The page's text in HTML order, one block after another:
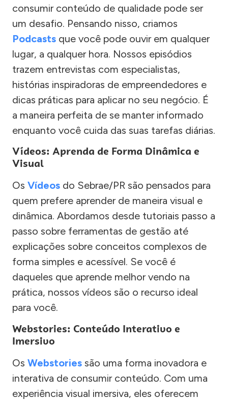
consumir conteúdo de qualidade pode ser
um desafio. Pensando nisso, criamos
Podcasts que você pode ouvir em qualquer
lugar, a qualquer hora. Nossos episódios
trazem entrevistas com especialistas,
histórias inspiradoras de empreendedores e
dicas práticas para aplicar no seu negócio. É
a maneira perfeita de se manter informado
enquanto você cuida das suas tarefas diárias.
Vídeos: Aprenda de Forma Dinâmica e
Visual
Os Vídeos do Sebrae/PR são pensados para
quem prefere aprender de maneira visual e
dinâmica. Abordamos desde tutoriais passo a
passo sobre ferramentas de gestão até
explicações sobre conceitos complexos de
forma simples e acessível. Se você é
daqueles que aprende melhor vendo na
prática, nossos vídeos são o recurso ideal
para você.
Webstories: Conteúdo Interativo e
Imersivo
Os Webstories são uma forma inovadora e
interativa de consumir conteúdo. Com uma
experiência visual imersiva, eles oferecem